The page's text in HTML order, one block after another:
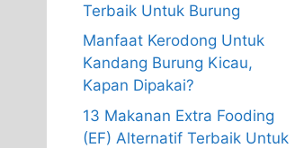
Terbaik Untuk Burung
Manfaat Kerodong Untuk
Kandang Burung Kicau,
Kapan Dipakai?
13 Makanan Extra Fooding
(EF) Alternatif Terbaik Untuk